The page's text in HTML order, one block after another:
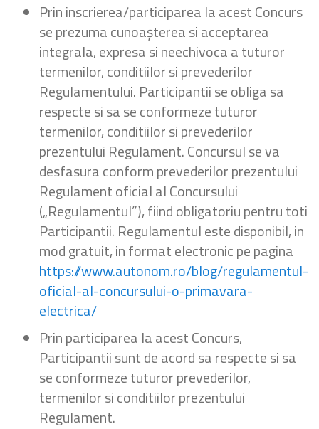
Prin inscrierea/participarea la acest Concurs
se prezuma cunoașterea si acceptarea
integrala, expresa si neechivoca a tuturor
termenilor, conditiilor si prevederilor
Regulamentului. Participantii se obliga sa
respecte si sa se conformeze tuturor
termenilor, conditiilor si prevederilor
prezentului Regulament. Concursul se va
desfasura conform prevederilor prezentului
Regulament oficial al Concursului
(„Regulamentul”), fiind obligatoriu pentru toti
Participantii. Regulamentul este disponibil, in
mod gratuit, in format electronic pe pagina
https://www.autonom.ro/blog/regulamentul-
oficial-al-concursului-o-primavara-
electrica/
Prin participarea la acest Concurs,
Participantii sunt de acord sa respecte si sa
se conformeze tuturor prevederilor,
termenilor si conditiilor prezentului
Regulament.